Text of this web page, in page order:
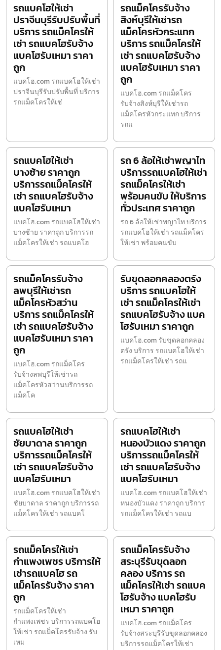
รถแบคโฮให้เช่า
ปราจีนบุรีรับปรับพื้นที่
บริการ รถแม็คโครให้
เช่า รถแบคโฮรับจ้าง
แบคโฮรับเหมา ราคา
ถูก
แบคโฮ.com รถแบคโฮให้เช่า
ปราจีนบุรีรับปรับพื้นที่ บริการ
รถแม็คโครให้เช่
รถแม็คโครรับจ้าง
สิงห์บุรีให้เช่ารถ
แม็คโครหัวกระแทก
บริการ รถแม็คโครให้
เช่า รถแบคโฮรับจ้าง
แบคโฮรับเหมา ราคา
ถูก
แบคโฮ.com รถแม็คโคร
รับจ้างสิงห์บุรีให้เช่ารถ
แม็คโครหัวกระแทก บริการ
รถแ
รถแบคโฮให้เช่า
บางซ้าย ราคาถูก
บริการรถแม็คโครให้
เช่า รถแบคโฮรับจ้าง
แบคโฮรับเหมา
แบคโฮ.com รถแบคโฮให้เช่า
บางซ้าย ราคาถูก บริการรถ
แม็คโครให้เช่า รถแบคโฮ
รถ 6 ล้อให้เช่าพญาไท
บริการรถแบคโฮให้เช่า
รถแม็คโครให้เช่า
พร้อมคนขับ ให้บริการ
ทั่วประเทศ ราคาถูก
รถ 6 ล้อให้เช่าพญาไท บริการ
รถแบคโฮให้เช่า รถแม็คโคร
ให้เช่า พร้อมคนขับ
รถแม็คโครรับจ้าง
ลพบุรีให้เช่ารถ
แม็คโครหัวสว่าน
บริการ รถแม็คโครให้
เช่า รถแบคโฮรับจ้าง
แบคโฮรับเหมา ราคา
ถูก
แบคโฮ.com รถแม็คโคร
รับจ้างลพบุรีให้เช่ารถ
แม็คโครหัวสว่านบริการรถ
แม็คโค
รับขุดลอกคลองตรัง
บริการ รถแบคโฮให้
เช่า รถแม็คโครให้เช่า
รถแบคโฮรับจ้าง แบค
โฮรับเหมา ราคาถูก
แบคโฮ.com รับขุดลอกคลอง
ตรัง บริการ รถแบคโฮให้เช่า
รถแม็คโครให้เช่า รถแ
รถแบคโฮให้เช่า
ชัยบาดาล ราคาถูก
บริการรถแม็คโครให้
เช่า รถแบคโฮรับจ้าง
แบคโฮรับเหมา
แบคโฮ.com รถแบคโฮให้เช่า
ชัยบาดาล ราคาถูก บริการรถ
แม็คโครให้เช่า รถแบคโ
รถแบคโฮให้เช่า
หนองบัวแดง ราคาถูก
บริการรถแม็คโครให้
เช่า รถแบคโฮรับจ้าง
แบคโฮรับเหมา
แบคโฮ.com รถแบคโฮให้เช่า
หนองบัวแดง ราคาถูก บริการ
รถแม็คโครให้เช่า รถแบ
รถแม็คโครให้เช่า
กำแพงเพชร บริการให้
เช่ารถแบคโฮ รถ
แม็คโครรับจ้าง ราคา
ถูก
รถแม็คโครให้เช่า
กำแพงเพชร บริการรถแบคโฮ
ให้เช่า รถแม็คโครรับจ้าง รับ
เหม
รถแม็คโครรับจ้าง
สระบุรีรับขุดลอก
คลอง บริการ รถ
แม็คโครให้เช่า รถแบค
โฮรับจ้าง แบคโฮรับ
เหมา ราคาถูก
แบคโฮ.com รถแม็คโคร
รับจ้างสระบุรีรับขุดลอกคลอง
บริการรถแม็คโครให้เช่า